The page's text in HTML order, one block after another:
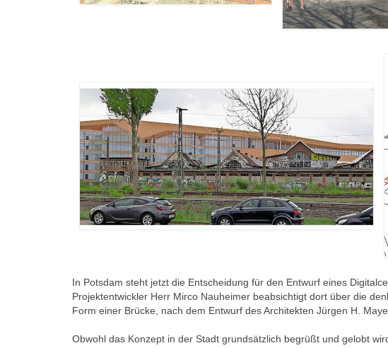
In Potsdam steht jetzt die Entscheidung für den Entwurf eines
Projektentwickler Herr Mirco Nauheimer beabsichtigt dort über die
Form einer Brücke, nach dem Entwurf des Architekten Jürgen H.
Obwohl das Konzept in der Stadt grundsätzlich begrüßt und gelobt